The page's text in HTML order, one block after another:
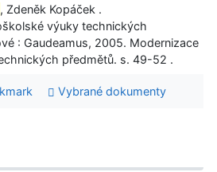
, Zdeněk Kopáček .
výuky technických
: Gaudeamus, 2005. Modernizace
předmětů. s. 49-52 .
Vybrané dokumenty